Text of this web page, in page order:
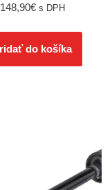
148,90€ s DPH
do košíka